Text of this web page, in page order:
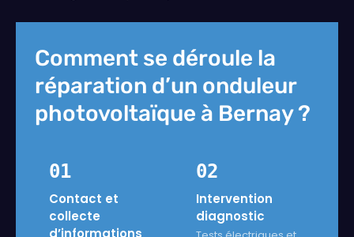
Comment se déroule la
réparation d’un onduleur
photovoltaïque à Bernay ?
01
Contact et
collecte
02
Intervention
diagnostic